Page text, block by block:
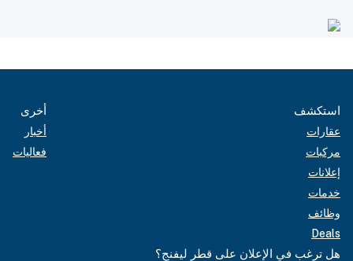
استكشف
عقارات
مركبات
إعلانات
خدمات
وظائف
Deals
أخرى
أخبار
فعاليات
هل ترغب في الإعلان على قطر ليفنج؟